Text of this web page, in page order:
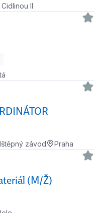
II
závod
Praha
(M/Ž)